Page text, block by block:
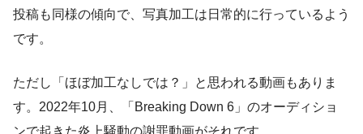
投稿も同様の傾向で、写真加工は日常的に行っているよう
です。
ただし「ほぼ加工なしでは？」と思われる動画もありま
す。2022年10月、「Breaking Down 6」のオーディショ
ンで起きた炎上騒動の謝罪動画がそれです。